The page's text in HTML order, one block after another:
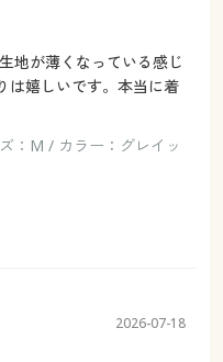
地が薄くなっている感じ
は嬉しいです。本当に着
：M / カラー：グレイッ
2026-07-18